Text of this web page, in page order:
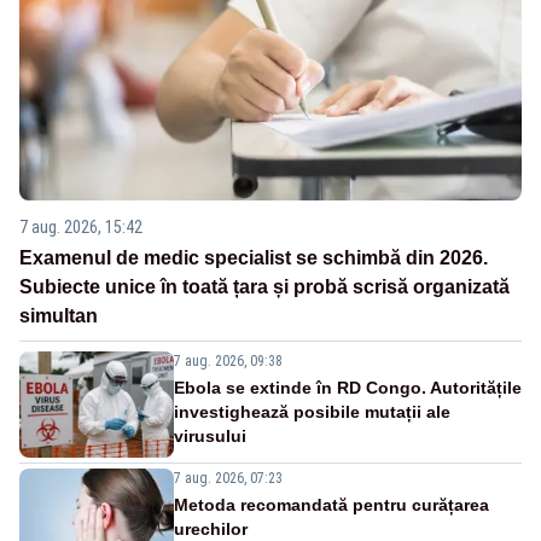
7 aug. 2026, 15:42
Examenul de medic specialist se schimbă din 2026.
Subiecte unice în toată țara și probă scrisă organizată
simultan
7 aug. 2026, 09:38
Ebola se extinde în RD Congo. Autoritățile
investighează posibile mutații ale
virusului
7 aug. 2026, 07:23
Metoda recomandată pentru curățarea
urechilor